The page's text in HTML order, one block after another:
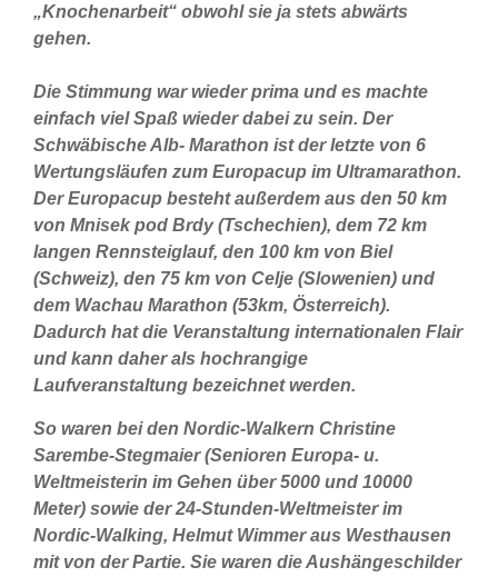
„Knochenarbeit“ obwohl sie ja stets abwärts
gehen.
Die Stimmung war wieder prima und es machte
einfach viel Spaß wieder dabei zu sein. Der
Schwäbische Alb- Marathon ist der letzte von 6
Wertungsläufen zum Europacup im Ultramarathon.
Der Europacup besteht außerdem aus den 50 km
von Mnisek pod Brdy (Tschechien), dem 72 km
langen Rennsteiglauf, den 100 km von Biel
(Schweiz), den 75 km von Celje (Slowenien) und
dem Wachau Marathon (53km, Österreich).
Dadurch hat die Veranstaltung internationalen Flair
und kann daher als hochrangige
Laufveranstaltung bezeichnet werden.
So waren bei den Nordic-Walkern Christine
Sarembe-Stegmaier (Senioren Europa- u.
Weltmeisterin im Gehen über 5000 und 10000
Meter) sowie der 24-Stunden-Weltmeister im
Nordic-Walking, Helmut Wimmer aus Westhausen
mit von der Partie. Sie waren die Aushängeschilder